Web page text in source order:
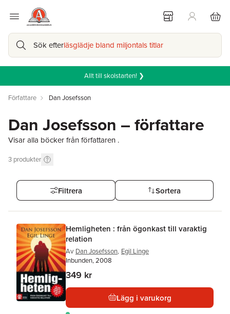
Sök efterläsglädje bland miljontals titlar
Allt till skolstarten! ❯
Författare Dan Josefsson
Dan Josefsson – författare
Visar alla böcker från författaren .
3 produkter
Filtrera Sortera
Hemligheten : från ögonkast till varaktig
relation
Av Dan Josefsson, Egil Linge
Inbunden, 2008
349 kr
Lägg i varukorg